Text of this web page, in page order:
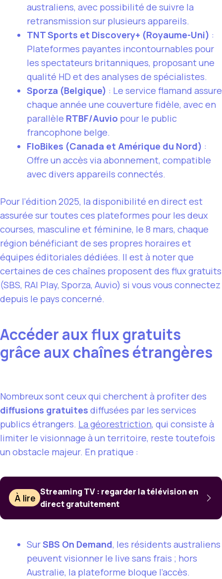
australiens, avec possibilité de suivre la
retransmission sur plusieurs appareils.
TNT Sports et Discovery+ (Royaume-Uni) :
Plateformes payantes incontournables pour
les spectateurs britanniques, proposant une
qualité HD et des analyses de spécialistes.
Sporza (Belgique) : Le service flamand assure
chaque année une couverture fidèle, avec en
parallèle RTBF/Auvio pour le public
francophone belge.
FloBikes (Canada et Amérique du Nord) :
Offre un accès via abonnement, compatible
avec divers appareils connectés.
Pour l’édition 2025, la disponibilité en direct est
assurée sur toutes ces plateformes pour les deux
courses, masculine et féminine, le 8 mars, chaque
région bénéficiant de ses propres horaires et
équipes éditoriales dédiées. Il est à noter que
certaines de ces chaînes proposent des flux gratuits
(SBS, RAI Play, Sporza, Auvio) si vous vous connectez
depuis le pays concerné.
Accéder aux flux gratuits
grâce aux chaînes étrangères
Nombreux sont ceux qui cherchent à profiter des
diffusions gratuites diffusées par les services
publics étrangers. La géorestriction, qui consiste à
limiter le visionnage à un territoire, reste toutefois
un obstacle majeur. En pratique :
À lire
Streaming TV : regarder la télévision en
direct gratuitement
SurSBS On Demand, les résidents australiens
peuvent visionner le live sans frais ; hors
Australie, la plateforme bloque l’accès.